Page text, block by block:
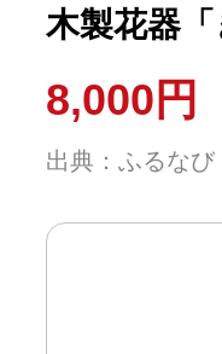
木製花器
8,000円
出典：ふるなび